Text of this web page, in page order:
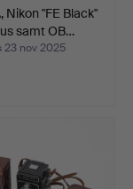
Nikon "FE Black"
samt OB…
23 nov 2025